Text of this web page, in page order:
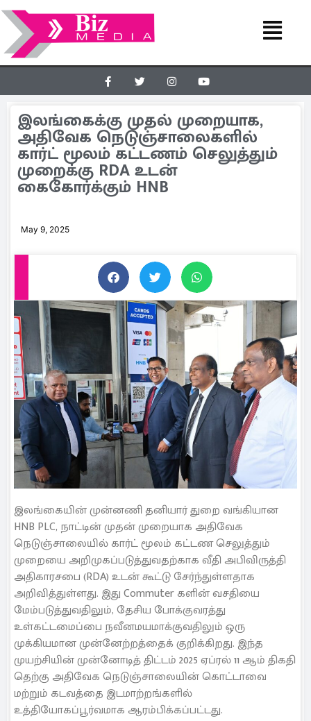
இலங்கைக்கு முதல் முறையாக,
அதிவேக நெடுஞ்சாலைகளில்
கார்ட் மூலம் கட்டணம் செலுத்தும்
முறைக்கு RDA உடன்
கைகோர்க்கும் HNB
May 9, 2025
இலங்கையின் முன்னணி தனியார் துறை வங்கியான
HNB PLC, நாட்டின் முதன் முறையாக அதிவேக
நெடுஞ்சாலையில் கார்ட் மூலம் கட்டண செலுத்தும்
முறையை அறிமுகப்படுத்துவதற்காக வீதி அபிவிருத்தி
அதிகாரசபை (RDA) உடன் கூட்டு சேர்ந்துள்ளதாக
அறிவித்துள்ளது. இது Commuter களின் வசதியை
மேம்படுத்துவதிலும், தேசிய போக்குவரத்து
உள்கட்டமைப்பை நவீனமயமாக்குவதிலும் ஒரு
முக்கியமான முன்னேற்றத்தைக் குறிக்கிறது. இந்த
முயற்சியின் முன்னோடித் திட்டம் 2025 ஏப்ரல் 11 ஆம் திகதி
தெற்கு அதிவேக நெடுஞ்சாலையின் கொட்டாவை
மற்றும் கடவத்தை இடமாற்றங்களில்
உத்தியோகப்பூர்வமாக ஆரம்பிக்கப்பட்டது.